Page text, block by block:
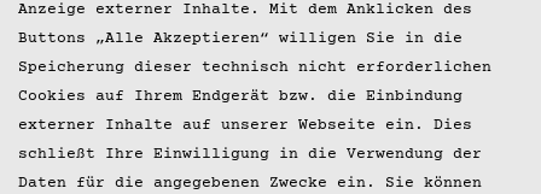
Anzeige externer Inhalte. Mit dem Anklicken des
Buttons „Alle Akzeptieren“ willigen Sie in die
Speicherung dieser technisch nicht erforderlichen
Cookies auf Ihrem Endgerät bzw. die Einbindung
externer Inhalte auf unserer Webseite ein. Dies
schließt Ihre Einwilligung in die Verwendung der
Daten für die angegebenen Zwecke ein. Sie können